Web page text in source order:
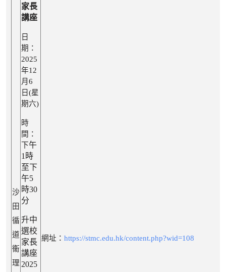
沙
田
循
道
衞
理
家長
講座
日
期：
2025
年12
月6
日(星
期六)
時
間：
下午
1時
至下
午5
時30
分
升中
選校
家長
講座
2025
網址： https://stmc.edu.hk/content.php?wid=108